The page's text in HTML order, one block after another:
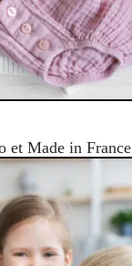
et Made in France